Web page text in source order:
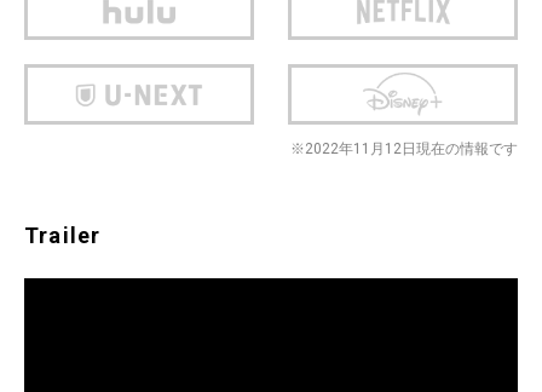
※2022年11月12日現在の情報です
Trailer